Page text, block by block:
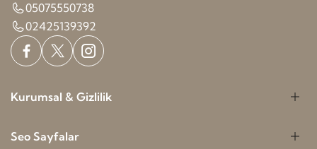
05075550738
02425139392
Kurumsal & Gizlilik
Seo Sayfalar